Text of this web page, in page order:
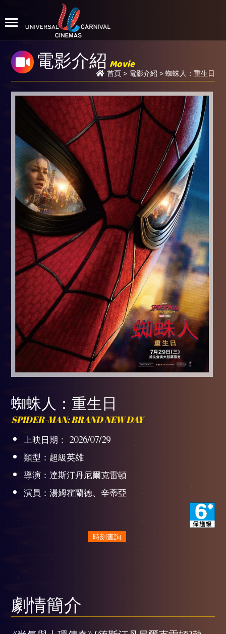
電影介紹 Movie
首頁> 電影介紹 > 蜘蛛人：重生日
蜘蛛人：重生日
SPIDER-MAN: BRAND NEW DAY
上映日期： 2026/07/29
類型：超級英雄
導演：達斯汀丹尼爾克雷頓
演員：湯姆霍蘭德、辛蒂亞
時刻查詢
劇情簡介